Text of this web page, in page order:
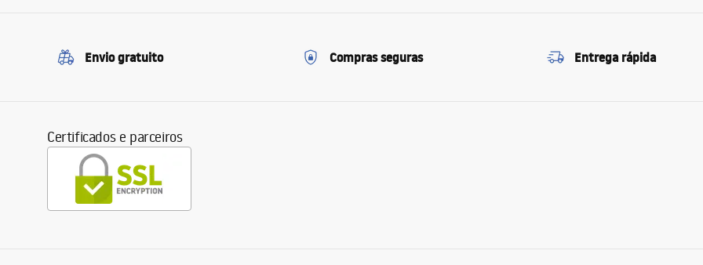
Envio gratuito Compras seguras Entrega rápida
Certificados e parceiros